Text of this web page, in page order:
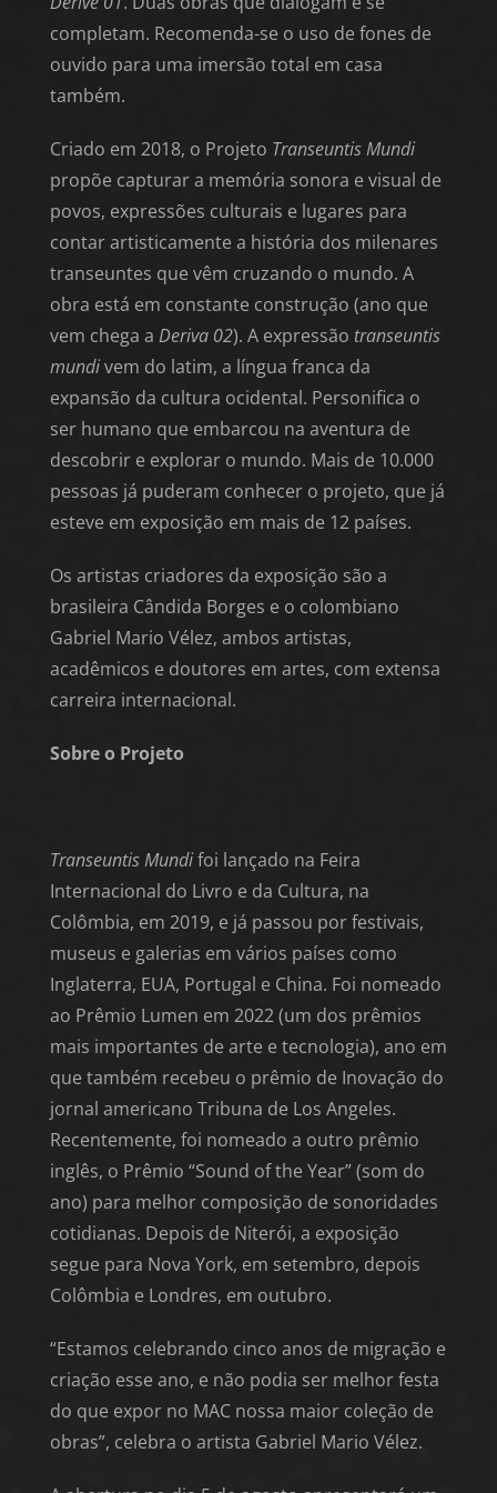
completam. Recomenda-se o uso de fones de
ouvido para uma imersão total em casa
também.
Criado em 2018, o Projeto Transeuntis Mundi
propõe capturar a memória sonora e visual de
povos, expressões culturais e lugares para
contar artisticamente a história dos milenares
transeuntes que vêm cruzando o mundo. A
obra está em constante construção (ano que
vem chega a Deriva 02). A expressão transeuntis
mundivem do latim, a língua franca da
expansão da cultura ocidental. Personifica o
ser humano que embarcou na aventura de
descobrir e explorar o mundo. Mais de 10.000
pessoas já puderam conhecer o projeto, que já
esteve em exposição em mais de 12 países.
Os artistas criadores da exposição são a
brasileira Cândida Borges e o colombiano
Gabriel Mario Vélez, ambos artistas,
acadêmicos e doutores em artes, com extensa
carreira internacional.
Sobre o Projeto
Transeuntis Mundifoi lançado na Feira
Internacional do Livro e da Cultura, na
Colômbia, em 2019, e já passou por festivais,
museus e galerias em vários países como
Inglaterra, EUA, Portugal e China. Foi nomeado
ao Prêmio Lumen em 2022 (um dos prêmios
mais importantes de arte e tecnologia), ano em
que também recebeu o prêmio de Inovação do
jornal americano Tribuna de Los Angeles.
Recentemente, foi nomeado a outro prêmio
inglês, o Prêmio “Sound of the Year” (som do
ano) para melhor composição de sonoridades
cotidianas. Depois de Niterói, a exposição
segue para Nova York, em setembro, depois
Colômbia e Londres, em outubro.
“Estamos celebrando cinco anos de migração e
criação esse ano, e não podia ser melhor festa
do que expor no MAC nossa maior coleção de
obras”, celebra o artista Gabriel Mario Vélez.